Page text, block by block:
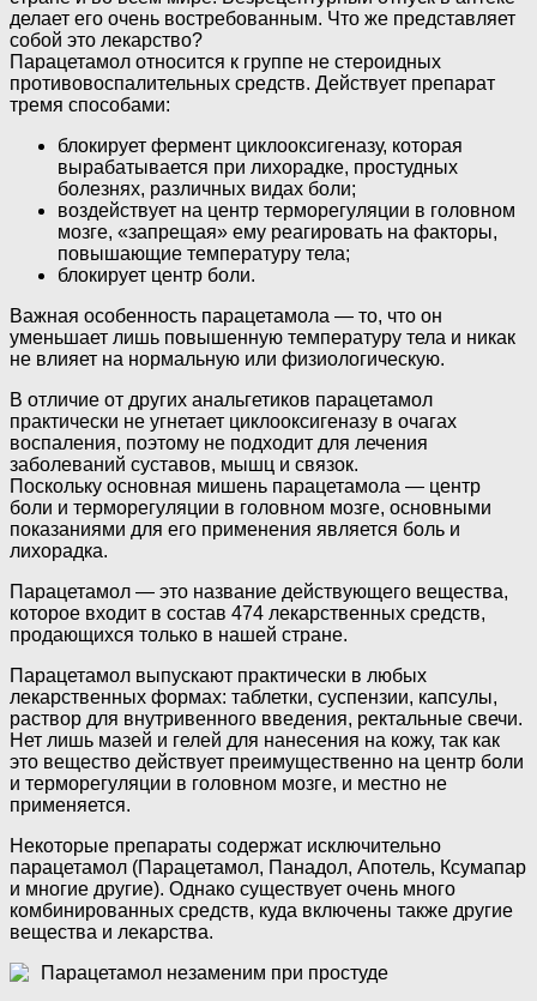
делает его очень востребованным. Что же представляет
собой это лекарство?
Парацетамол относится к группе не стероидных
противовоспалительных средств. Действует препарат
тремя способами:
блокирует фермент циклооксигеназу, которая
вырабатывается при лихорадке, простудных
болезнях, различных видах боли;
воздействует на центр терморегуляции в головном
мозге, «запрещая» ему реагировать на факторы,
повышающие температуру тела;
блокирует центр боли.
Важная особенность парацетамола — то, что он
уменьшает лишь повышенную температуру тела и никак
не влияет на нормальную или физиологическую.
В отличие от других анальгетиков парацетамол
практически не угнетает циклооксигеназу в очагах
воспаления, поэтому не подходит для лечения
заболеваний суставов, мышц и связок.
Поскольку основная мишень парацетамола — центр
боли и терморегуляции в головном мозге, основными
показаниями для его применения является боль и
лихорадка.
Парацетамол — это название действующего вещества,
которое входит в состав 474 лекарственных средств,
продающихся только в нашей стране.
Парацетамол выпускают практически в любых
лекарственных формах: таблетки, суспензии, капсулы,
раствор для внутривенного введения, ректальные свечи.
Нет лишь мазей и гелей для нанесения на кожу, так как
это вещество действует преимущественно на центр боли
и терморегуляции в головном мозге, и местно не
применяется.
Некоторые препараты содержат исключительно
парацетамол (Парацетамол, Панадол, Апотель, Ксумапар
и многие другие). Однако существует очень много
комбинированных средств, куда включены также другие
вещества и лекарства.
Парацетамол незаменим при простуде